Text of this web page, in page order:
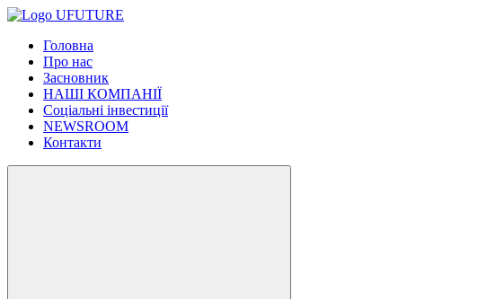
Головна
Про нас
Засновник
НАШІ КОМПАНІЇ
Соціальні інвестиції
NEWSROOM
Контакти